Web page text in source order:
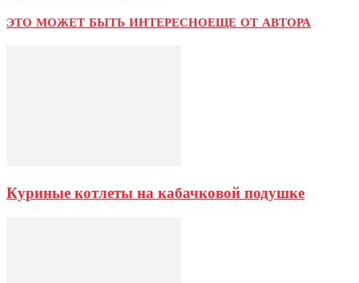
ЭТО МОЖЕТ БЫТЬ ИНТЕРЕСНОЕЩЕ ОТ АВТОРА
Куриные котлеты на кабачковой подушке